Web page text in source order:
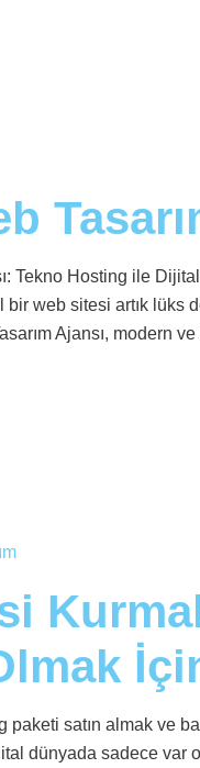
Tekno Hosting ile
web sitesi artık lüks
Ajansı, modern
paketi satın almak
dünyada sadece var